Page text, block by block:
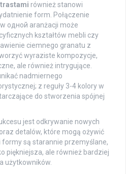
również stanowi
form. Połączenie
одной aranżacji może
kształtów mebli czy
ciemnego granatu z
wyraziste kompozycje,
ale również intrygujące.
nadmiernego
z reguły 3-4 kolory w
do stworzenia spójnej
jest odkrywanie nowych
detalów, które mogą ożywić
formy są starannie przemyślane,
piękniejsza, ale również bardziej
użytkowników.